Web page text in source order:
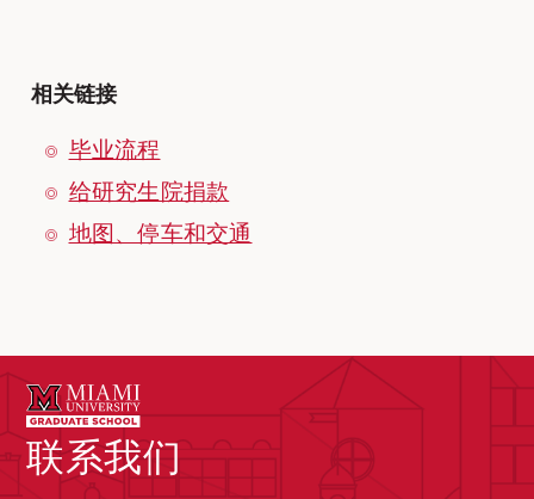
相关链接
毕业流程
给研究生院捐款
地图、停车和交通
联系我们